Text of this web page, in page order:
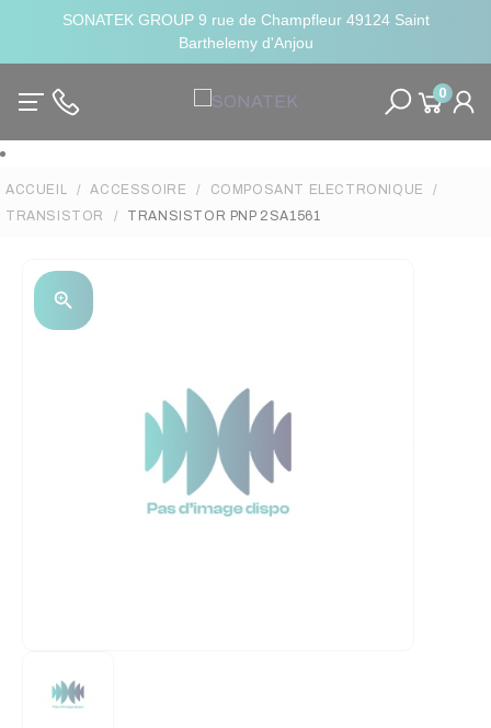
SONATEK GROUP 9 rue de Champfleur 49124 Saint
Barthelemy d'Anjou
0
ACCUEIL ACCESSOIRE
COMPOSANT ELECTRONIQUE
TRANSISTOR
TRANSISTOR PNP 2SA1561
zoom_in